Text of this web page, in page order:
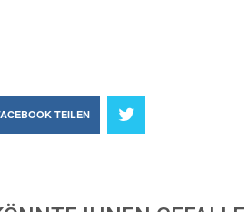
TEILEN